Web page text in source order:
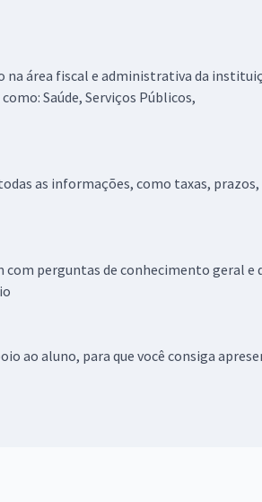
na área fiscal e administrativa da
Saúde, Serviços Públicos,
as informações, como taxas, prazos,
com perguntas de conhecimento geral e
ao aluno, para que você consiga